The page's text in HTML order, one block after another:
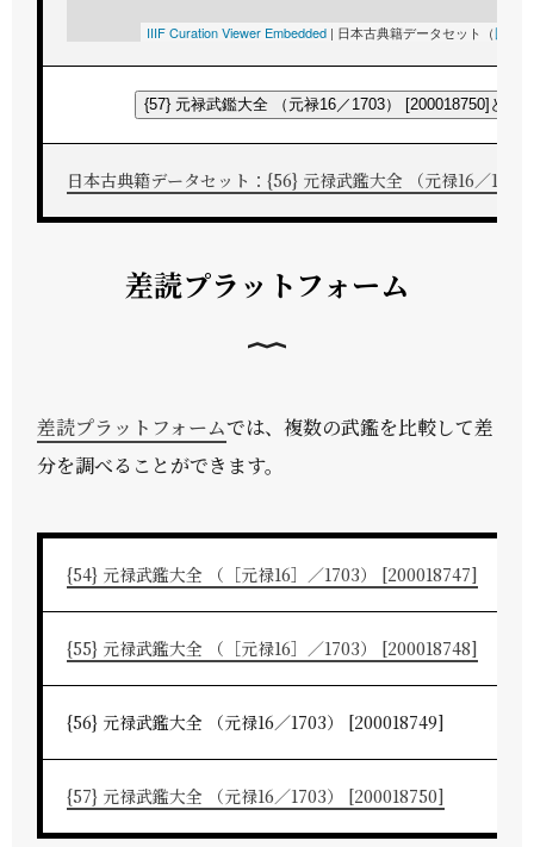
IIIF Curation Viewer Embedded | 日本古典籍データセット（国文研
{57} 元禄武鑑大全 （元禄16／1703） [200018750]と照
日本古典籍データセット：{56} 元禄武鑑大全 （元禄16／
差読プラットフォーム
差読プラットフォームでは、複数の武鑑を比較して差
分を調べることができます。
{54} 元禄武鑑大全 （［元禄16］／1703） [200018747]
{55} 元禄武鑑大全 （［元禄16］／1703） [200018748]
{56} 元禄武鑑大全 （元禄16／1703） [200018749]
{57} 元禄武鑑大全 （元禄16／1703） [200018750]